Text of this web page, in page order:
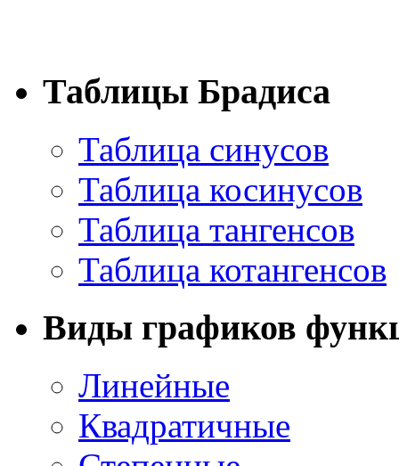
Таблицы Брадиса
Таблица синусов
Таблица косинусов
Таблица тангенсов
Таблица котангенсов
Виды графиков
Линейные
Квадратичные